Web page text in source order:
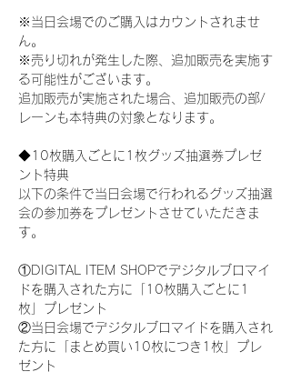
※当日会場でのご購入はカウントされませ
ん。
※売り切れが発生した際、追加販売を実施す
る可能性がございます。
追加販売が実施された場合、追加販売の部/
レーンも本特典の対象となります。
◆10枚購入ごとに1枚グッズ抽選券プレゼ
ント特典
以下の条件で当日会場で行われるグッズ抽選
会の参加券をプレゼントさせていただきま
す。
①DIGITAL ITEM SHOPでデジタルブロマイ
ドを購入された方に「10枚購入ごとに1
枚」プレゼント
②当日会場でデジタルブロマイドを購入され
た方に「まとめ買い10枚につき1枚」プレ
ゼント